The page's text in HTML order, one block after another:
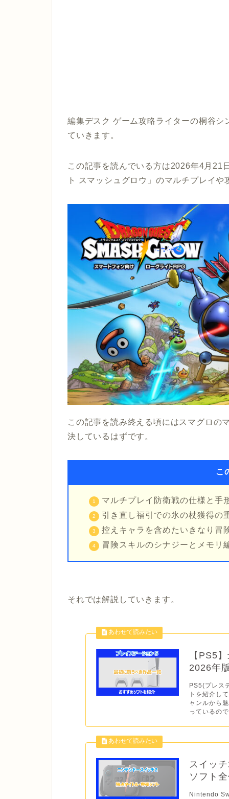
編集デスク ゲーム攻略ライターの桐谷
ていきます。
この記事を読んでいる方は2026年4月21
ト スマッシュグロウ」のマルチプレイ
この記事を読み終える頃にはスマグロの
決しているはずです。
こ
マルチプレイ防衛戦の仕様と手
引き直し福引での氷の杖獲得の
控えキャラを含めたいきなり冒
冒険スキルのシナジーとメモリ
それでは解説していきます。
【PS5
2026年
PS5(プレス
トを紹介し
ャンルから
っているの
スイッ
ソフト
Nintendo